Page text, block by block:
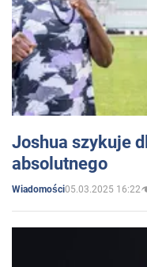
Joshua szykuje
absolutnego
Wiadomości05.03.2025 16:22